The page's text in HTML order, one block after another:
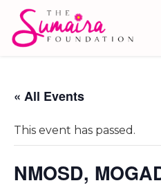
« All Events
This event has passed.
NMOSD,